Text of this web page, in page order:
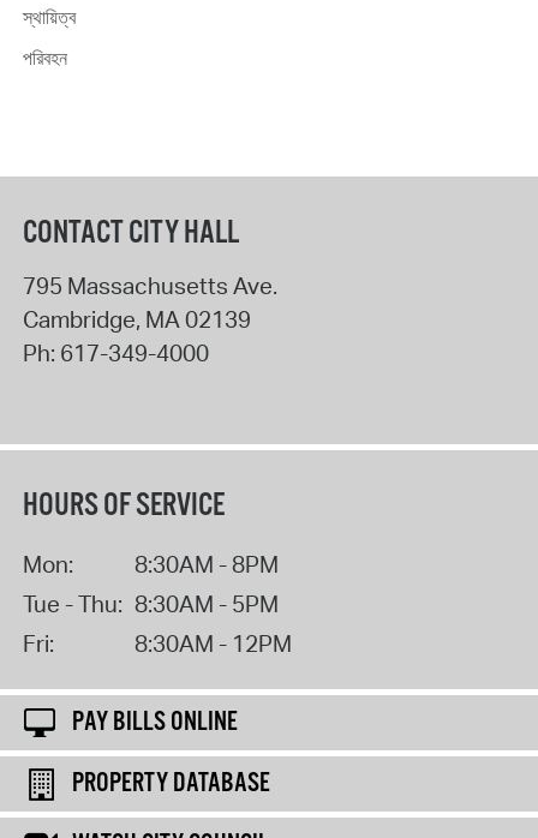
স্থায়িত্ব
পরিবহন
CONTACT CITY HALL
795 Massachusetts Ave.
Cambridge, MA02139
Ph: 617-349-4000
HOURS OF SERVICE
Mon:
8:30AM - 8PM
Tue - Thu: 8:30AM - 5PM
Fri:
8:30AM - 12PM
PAY BILLS ONLINE
PROPERTY DATABASE